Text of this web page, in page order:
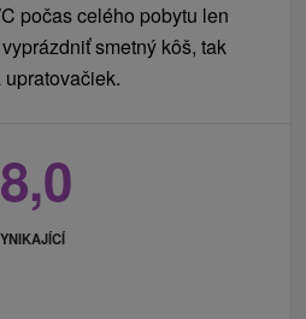
počas celého pobytu len
smetný kôš, tak
8,0